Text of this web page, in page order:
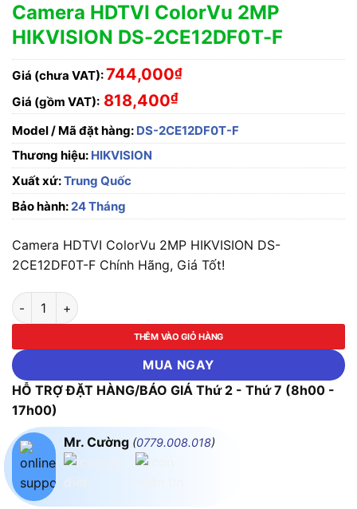
Camera HDTVI ColorVu 2MP
HIKVISION DS-2CE12DF0T-F
Giá (chưa VAT):744,000₫
Giá (gồm VAT): 818,400₫
Model / Mã đặt hàng: DS-2CE12DF0T-F
Thương hiệu: HIKVISION
Xuất xứ:Trung Quốc
Bảo hành:24 Tháng
Camera HDTVI ColorVu 2MP HIKVISION DS-
2CE12DF0T-F Chính Hãng, Giá Tốt!
Camera HDTVI ColorVu 2MP HIKVISION DS-2CE12DF0T-F số
THÊM VÀO GIỎ HÀNG
MUA NGAY
HỖ TRỢ ĐẶT HÀNG/BÁO GIÁ Thứ 2 - Thứ 7 (8h00 -
17h00)
Mr. Cường (0779.008.018)